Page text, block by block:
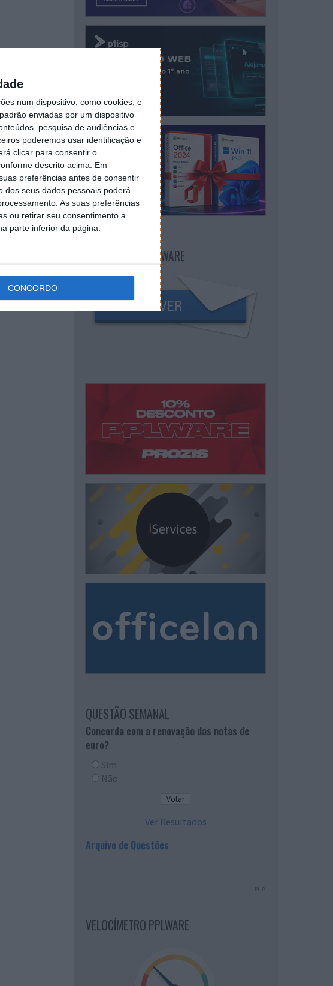
num dispositivo, como cookies, e
enviadas por um dispositivo
pesquisa de audiências e
poderemos usar identificação e
clicar para consentir o
descrito acima. Em
preferências antes de consentir
dos seus dados pessoais poderá
As suas preferências
ou retirar seu consentimento a
parte inferior da página.
CONCORDO
NEWSLETTER PPLWARE
QUESTÃO SEMANAL
Concorda com a renovação das notas de
euro?
Sim
Não
Ver Resultados
Arquivo de Questões
PUB
VELOCÍMETRO PPLWARE